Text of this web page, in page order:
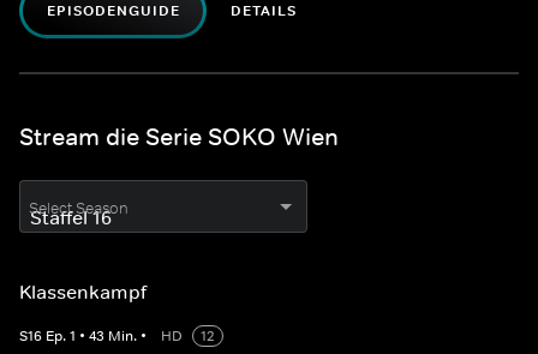
EPISODENGUIDE DETAILS
Stream die Serie SOKO Wien
Select Season
Klassenkampf
S16 Ep.1 • 43 Min. • HD
12